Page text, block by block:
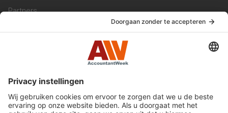
Partners
Werken bij ons
Privacy Statement